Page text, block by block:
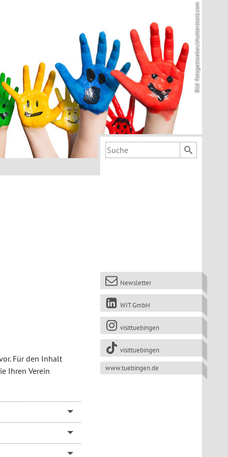
Bild: fotogestoeber/shutterstock.com
Suchbegriff
Für den Inhalt
Ihren Verein
Newsletter
WIT GmbH
visittuebingen
visittuebingen
www.tuebingen.de